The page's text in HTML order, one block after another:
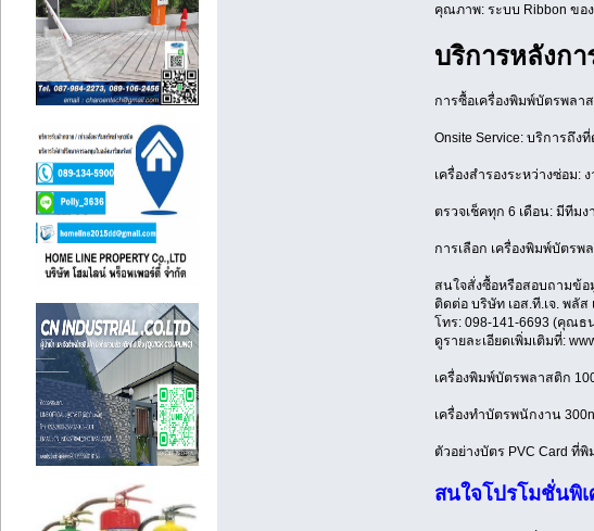
คุณภาพ: ระบบ Ribbon ขอ
บริการหลังก
การซื้อเครื่องพิมพ์บัตรพลา
Onsite Service: บริการถึง
เครื่องสำรองระหว่างซ่อม:
ตรวจเช็คทุก 6 เดือน: มีทีม
การเลือก เครื่องพิมพ์บัตร
สนใจสั่งซื้อหรือสอบถามข้อ
ติดต่อ บริษัท เอส.ที.เจ. พลั
โทร: 098-141-6693 (คุณธ
ดูรายละเอียดเพิ่มเติมที่:
เครื่องพิมพ์บัตรพลาสติก
เครื่องทำบัตรพนักงาน
ตัวอย่างบัตร PVC Card ที่พิ
สนใจโปรโมชั่นพิ